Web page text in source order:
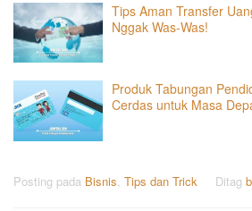
Tips Aman Transfer
Nggak Was-Was!
Produk Tabungan
Cerdas untuk Masa
Posting pada Bisnis Tips dan Trick Ditag